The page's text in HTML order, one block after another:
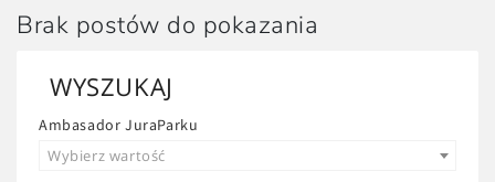
Brak postów do pokazania
WYSZUKAJ
Ambasador JuraParku
Wybierz wartość